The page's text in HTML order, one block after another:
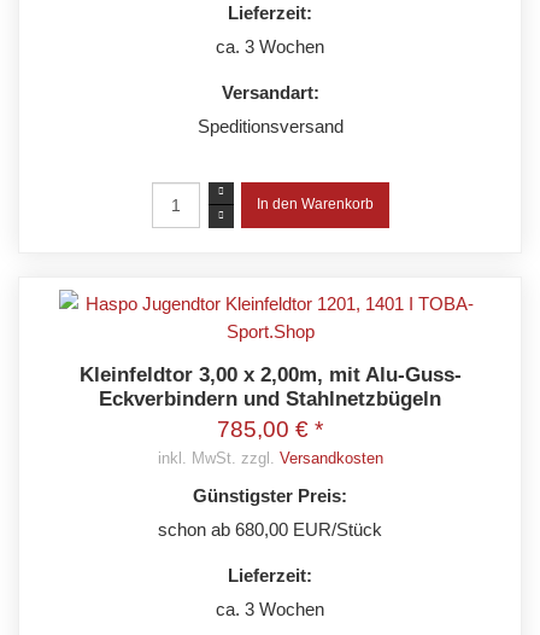
Lieferzeit:
ca. 3 Wochen
Versandart:
Speditionsversand
Kleinfeldtor 3,00 x 2,00m, mit Alu-Guss-
Eckverbindern und Stahlnetzbügeln
785,00 € *
inkl. MwSt. zzgl. Versandkosten
Günstigster Preis:
schon ab 680,00 EUR/Stück
Lieferzeit:
ca. 3 Wochen